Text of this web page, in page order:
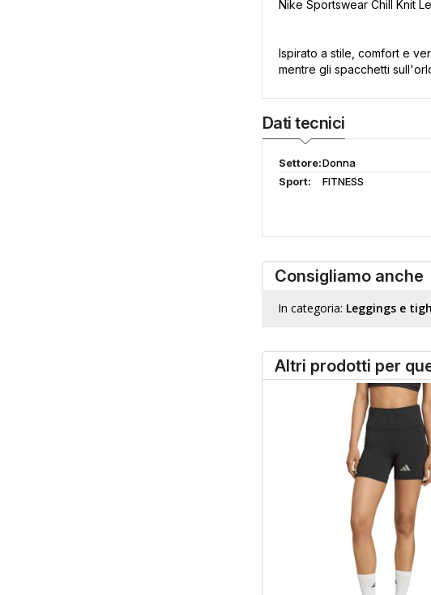
Nike Sportswear Chill Knit
Ispirato a stile, comfort e
mentre gli spacchetti
Dati tecnici
Settore:Donna
Sport:
FITNESS
Consigliamo anche
In categoria: Leggings e
Altri prodotti per